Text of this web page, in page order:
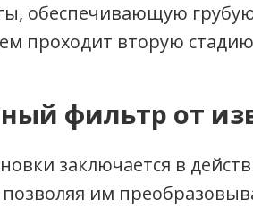
обеспечивающую
проходит вторую
фильтр от
заключается в
позволяя им